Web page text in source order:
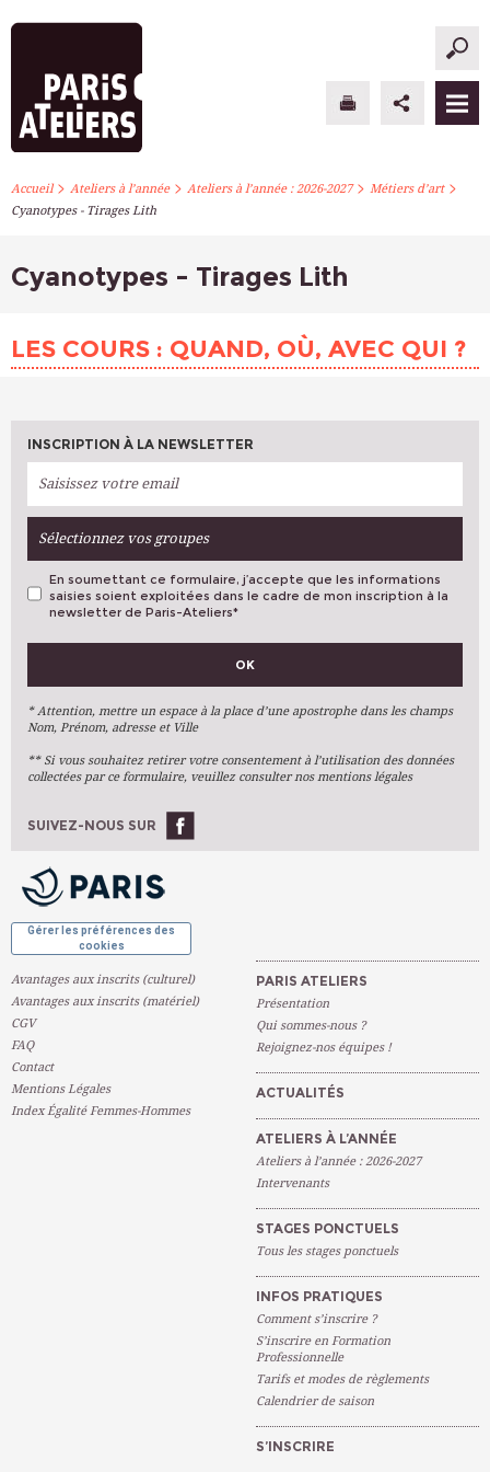
PARIS ATELIERS
ATELIERS À L’ANNÉE
STAGES PONCTUELS
S’INSCRIRE
Accueil> Ateliers à l’année> Ateliers à l’année : 2026-2027> Métiers d’art>
Cyanotypes - Tirages Lith
Cyanotypes - Tirages Lith
LES COURS : QUAND, OÙ, AVEC QUI ?
INSCRIPTION À LA NEWSLETTER
Sélectionnez vos groupes
VOS PRÉFÉRENCES
Arts Plastiques
Arts Du Texte
Arts Numériques
Ateliers À L'année
En soumettant ce formulaire, j’accepte que les informations
saisies soient exploitées dans le cadre de mon inscription à la
newsletter de Paris-Ateliers*
OK
* Attention, mettre un espace à la place d’une apostrophe dans les champs
Nom, Prénom, adresse et Ville
** Si vous souhaitez retirer votre consentement à l’utilisation des données
collectées par ce formulaire, veuillez consulter nos mentions légales
SUIVEZ-NOUS SUR
Gérer les préférences des
cookies
Avantages aux inscrits (culturel)
Avantages aux inscrits (matériel)
CGV
FAQ
Contact
Mentions Légales
Index Égalité Femmes-Hommes
PARIS ATELIERS
Présentation
Qui sommes-nous ?
Rejoignez-nos équipes !
ACTUALITÉS
ATELIERS À L’ANNÉE
Ateliers à l’année : 2026-2027
Intervenants
STAGES PONCTUELS
Tous les stages ponctuels
INFOS PRATIQUES
Comment s’inscrire ?
S’inscrire en Formation
Professionnelle
Tarifs et modes de règlements
Calendrier de saison
S’INSCRIRE